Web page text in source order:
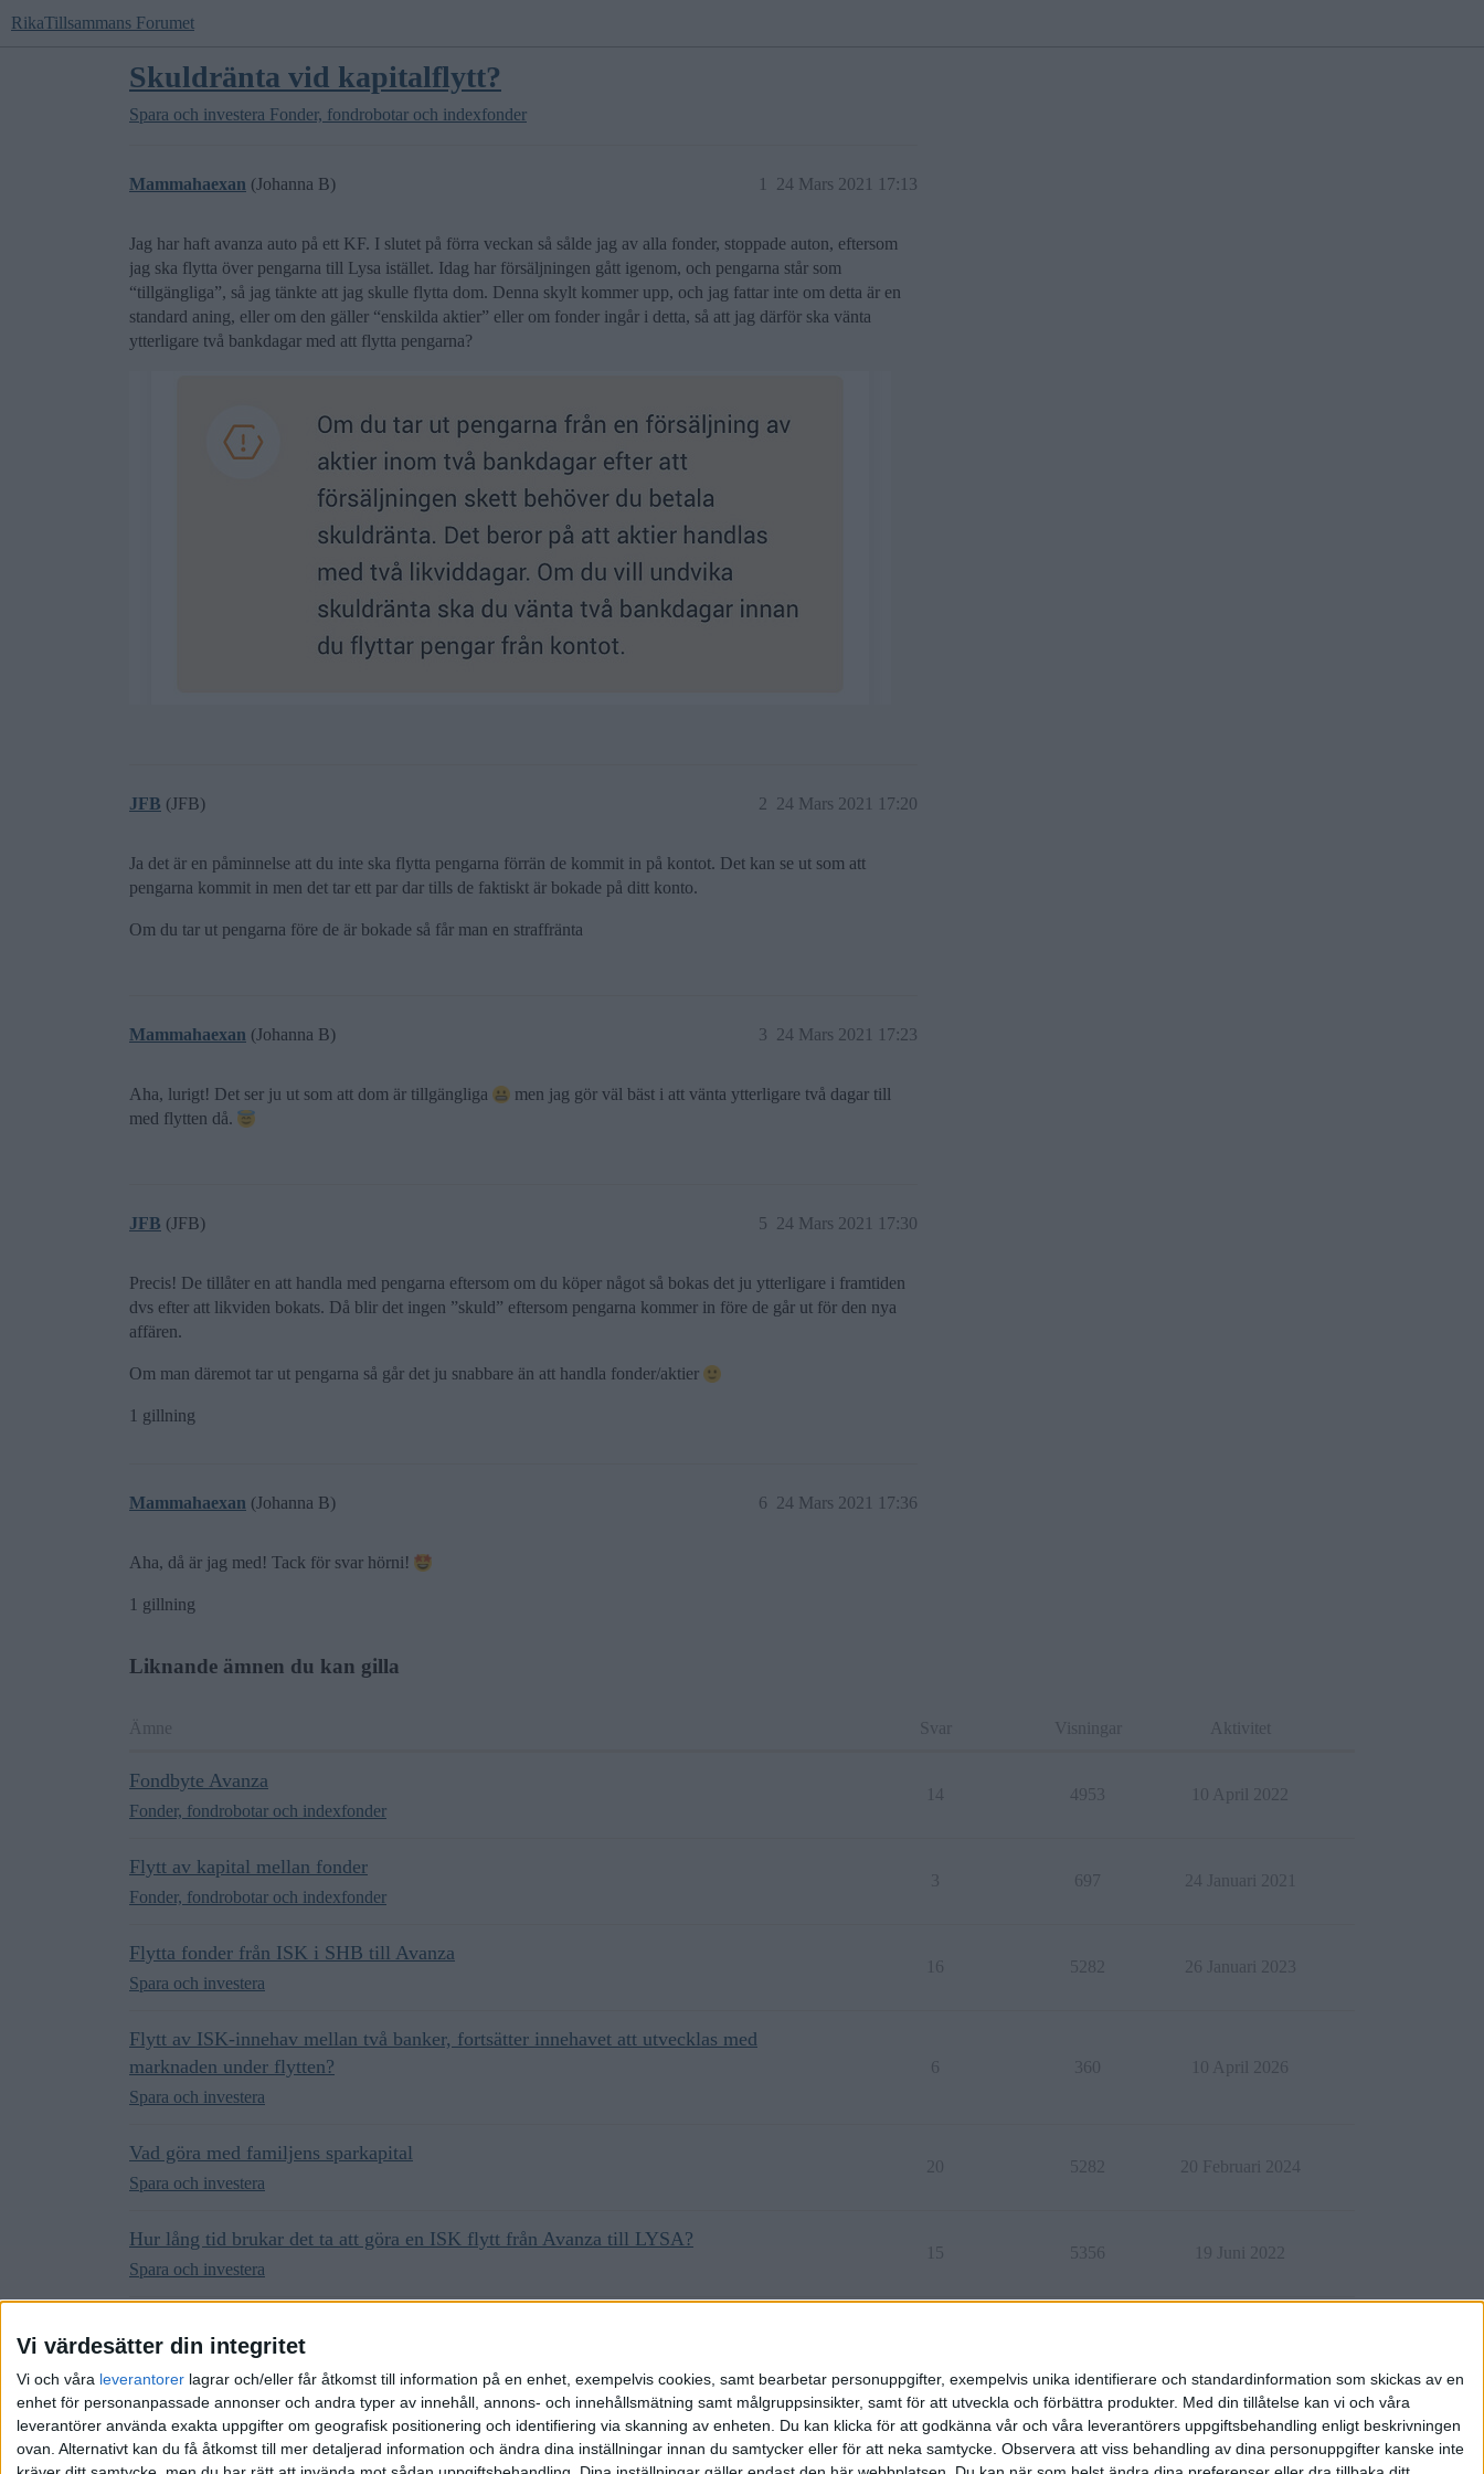
Vi värdesätter din integritet
Vi och våra leverantorer lagrar och/eller får åtkomst till information på en enhet, exempelvis cookies, samt bearbetar personuppgifter, exempelvis unika identifierare och standardinformation som skickas av en
enhet för personanpassade annonser och andra typer av innehåll, annons- och innehållsmätning samt målgruppsinsikter, samt för att utveckla och förbättra produkter. Med din tillåtelse kan vi och våra
leverantörer använda exakta uppgifter om geografisk positionering och identifiering via skanning av enheten. Du kan klicka för att godkänna vår och våra leverantörers uppgiftsbehandling enligt beskrivningen
ovan. Alternativt kan du få åtkomst till mer detaljerad information och ändra dina inställningar innan du samtycker eller för att neka samtycke. Observera att viss behandling av dina personuppgifter kanske inte
RikaTillsammans Forumet
Skuldränta vid kapitalflytt?
Spara och investera Fonder, fondrobotar och indexfonder
Mammahaexan (Johanna B) 24 Mars 2021 17:13
1
Jag har haft avanza auto på ett KF. I slutet på förra veckan så sålde jag av alla fonder, stoppade auton, eftersom
jag ska flytta över pengarna till Lysa istället. Idag har försäljningen gått igenom, och pengarna står som
“tillgängliga”, så jag tänkte att jag skulle flytta dom. Denna skylt kommer upp, och jag fattar inte om detta är en
standard aning, eller om den gäller “enskilda aktier” eller om fonder ingår i detta, så att jag därför ska vänta
ytterligare två bankdagar med att flytta pengarna?
JFB (JFB) 24 Mars 2021 17:20
2
Ja det är en påminnelse att du inte ska flytta pengarna förrän de kommit in på kontot. Det kan se ut som att
pengarna kommit in men det tar ett par dar tills de faktiskt är bokade på ditt konto.
Om du tar ut pengarna före de är bokade så får man en straffränta
Mammahaexan (Johanna B) 24 Mars 2021 17:23
3
Aha, lurigt! Det ser ju ut som att dom är tillgängliga
men jag gör väl bäst i att vänta ytterligare två dagar till
med flytten då.
JFB (JFB) 24 Mars 2021 17:30
5
Precis! De tillåter en att handla med pengarna eftersom om du köper något så bokas det ju ytterligare i framtiden
dvs efter att likviden bokats. Då blir det ingen ”skuld” eftersom pengarna kommer in före de går ut för den nya
affären.
Om man däremot tar ut pengarna så går det ju snabbare än att handla fonder/aktier
1 gillning
Mammahaexan (Johanna B) 24 Mars 2021 17:36
6
Aha, då är jag med! Tack för svar hörni!
1 gillning
Liknande ämnen du kan gilla
Ämne Svar Visningar Aktivitet
Fondbyte Avanza
Fonder, fondrobotar och indexfonder
14 4953 10 April 2022
Flytt av kapital mellan fonder
Fonder, fondrobotar och indexfonder
3 697 24 Januari 2021
Flytta fonder från ISK i SHB till Avanza
Spara och investera
16 5282 26 Januari 2023
Flytt av ISK-innehav mellan två banker, fortsätter innehavet att utvecklas med
marknaden under flytten?
Spara och investera
6 360 10 April 2026
Vad göra med familjens sparkapital
Spara och investera
20 5282 20 Februari 2024
Hur lång tid brukar det ta att göra en ISK flytt från Avanza till LYSA?
Spara och investera
15 5356 19 Juni 2022
Fonder, fondrobotar och indexfonder